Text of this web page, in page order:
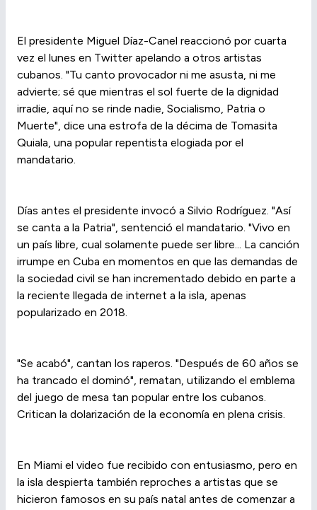
El presidente Miguel Díaz-Canel reaccionó por cuarta
vez el lunes en Twitter apelando a otros artistas
cubanos. "Tu canto provocador ni me asusta, ni me
advierte; sé que mientras el sol fuerte de la dignidad
irradie, aquí no se rinde nadie, Socialismo, Patria o
Muerte", dice una estrofa de la décima de Tomasita
Quiala, una popular repentista elogiada por el
mandatario.
Días antes el presidente invocó a Silvio Rodríguez. "Así
se canta a la Patria", sentenció el mandatario. "Vivo en
un país libre, cual solamente puede ser libre... La canción
irrumpe en Cuba en momentos en que las demandas de
la sociedad civil se han incrementado debido en parte a
la reciente llegada de internet a la isla, apenas
popularizado en 2018.
"Se acabó", cantan los raperos. "Después de 60 años se
ha trancado el dominó", rematan, utilizando el emblema
del juego de mesa tan popular entre los cubanos.
Critican la dolarización de la economía en plena crisis.
En Miami el video fue recibido con entusiasmo, pero en
la isla despierta también reproches a artistas que se
hicieron famosos en su país natal antes de comenzar a